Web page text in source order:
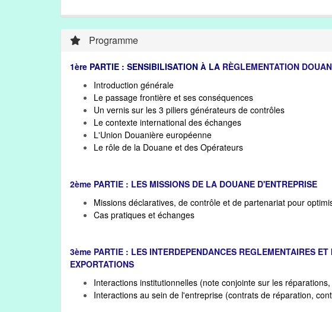
Programme
1ère PARTIE : SENSIBILISATION À LA RÈGLEMENTATION
Introduction générale
Le passage frontière et ses conséquences
Un vernis sur les 3 piliers générateurs de contrôles
Le contexte international des échanges
L'Union Douanière européenne
Le rôle de la Douane et des Opérateurs
2ème PARTIE : LES MISSIONS DE LA DOUANE D'ENTREPRISE
Missions déclaratives, de contrôle et de partenariat pour
Cas pratiques et échanges
3ème PARTIE : LES INTERDEPENDANCES REGLEMENTAIRES
EXPORTATIONS
Interactions institutionnelles (note conjointe sur les
Interactions au sein de l'entreprise (contrats de réparation,